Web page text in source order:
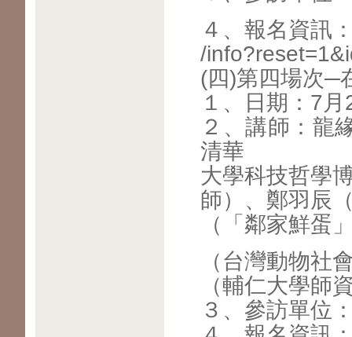
４、報名資訊
/
(四)第四場次─
１、日期：7
２、講師：龍
清華
大學科技哲學
師）、鄭羽辰
（「鄰家鮮蛋
（台灣動物社
（輔仁大學師
３、參訪單位